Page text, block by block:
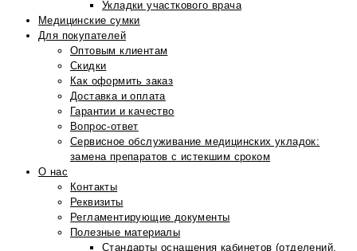
Укладки участкового врача
Медицинские сумки
Для покупателей
Оптовым клиентам
Скидки
Как оформить заказ
Доставка и оплата
Гарантии и качество
Вопрос-ответ
Сервисное обслуживание медицинских укладок:
замена препаратов с истекшим сроком
О нас
Контакты
Реквизиты
Регламентирующие документы
Полезные материалы
Стандарты оснащения кабинетов (отделений,